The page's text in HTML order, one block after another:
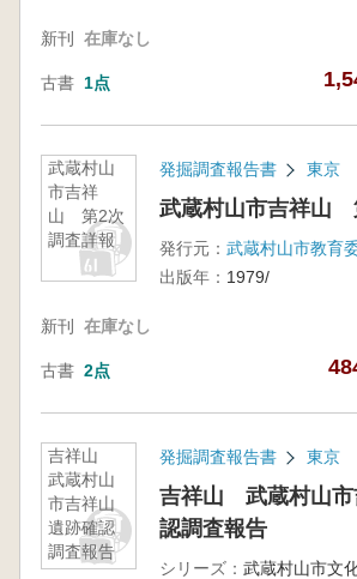
新刊 在庫なし
古書 1点
武蔵村山
市吉祥
山 第2次
調査詳報
発掘調査報告書 東京
武蔵村山市吉祥山
発行元： 武蔵村山市教育
出版年： 1979/
新刊 在庫なし
古書 2点
吉祥山
武蔵村山
市吉祥山
遺跡確認
調査報告
発掘調査報告書 東京
吉祥山 武蔵村山市
認調査報告
シリーズ： 武蔵村山市文